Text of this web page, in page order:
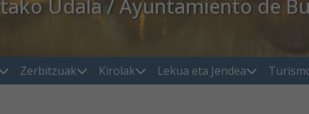
Udala / Ayuntamiento de
Zerbitzuak Kirolak Lekua eta Jendea